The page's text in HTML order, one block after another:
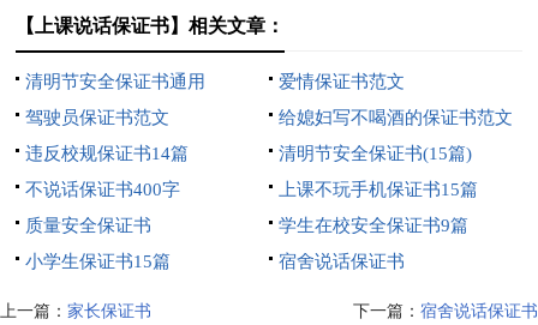
【上课说话保证书】相关文章：
清明节安全保证书通用
爱情保证书范文
驾驶员保证书范文
给媳妇写不喝酒的保证书范文
（通用6篇）
违反校规保证书14篇
清明节安全保证书(15篇)
不说话保证书400字
上课不玩手机保证书15篇
质量安全保证书
学生在校安全保证书9篇
小学生保证书15篇
宿舍说话保证书
上一篇： 家长保证书 下一篇： 宿舍说话保证书